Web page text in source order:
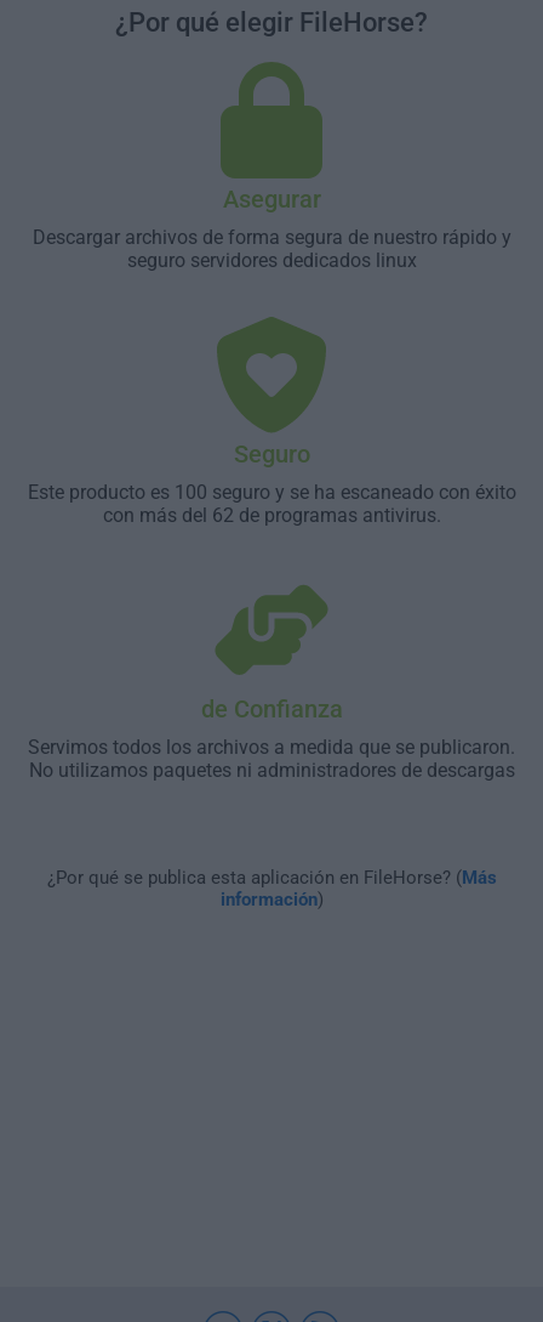
¿Por qué elegir FileHorse?
Asegurar
Descargar archivos de forma segura de nuestro rápido y
seguro servidores dedicados linux
Seguro
Este producto es 100 seguro y se ha escaneado con éxito
con más del 62 de programas antivirus.
de Confianza
Servimos todos los archivos a medida que se publicaron.
No utilizamos paquetes ni administradores de descargas
¿Por qué se publica esta aplicación en FileHorse? (Más
información)